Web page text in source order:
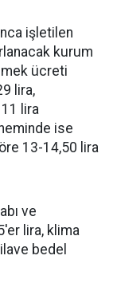
işletilen
kurum
ücreti
lira,
lira
ise
13-14,50 lira
ve
lira, klima
bedel